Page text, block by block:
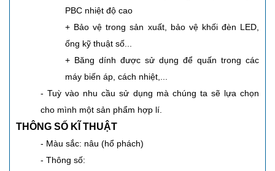
PBC nhiệt độ cao
+ Bảo vệ trong sản xuất, bảo vệ khối đèn LED,
ống kỹ thuật số...
+ Băng dính được sử dụng để quấn trong các
máy biến áp, cách nhiệt,...
- Tuỳ vào nhu cầu sử dụng mà chúng ta sẽ lựa chọn
cho mình một sản phẩm hợp lí.
THÔNG SỐ KĨ THUẬT
- Màu sắc: nâu (hổ phách)
- Thông số: